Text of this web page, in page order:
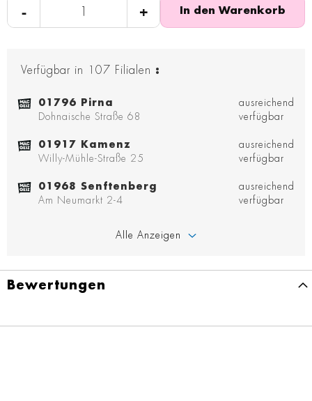
- + In den Warenkorb
Verfügbar in 107 Filialen :
01796 Pirna
Dohnaische Straße 68
ausreichend
verfügbar
01917 Kamenz
Willy-Mühle-Straße 25
ausreichend
verfügbar
01968 Senftenberg
Am Neumarkt 2-4
ausreichend
verfügbar
Alle Anzeigen
Bewertungen